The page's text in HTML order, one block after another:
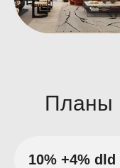
Планы
10% +4% dld